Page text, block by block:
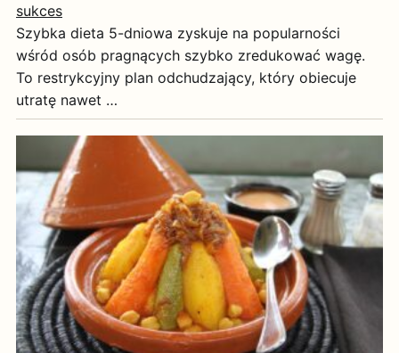
sukces
Szybka dieta 5-dniowa zyskuje na popularności
wśród osób pragnących szybko zredukować wagę.
To restrykcyjny plan odchudzający, który obiecuje
utratę nawet …